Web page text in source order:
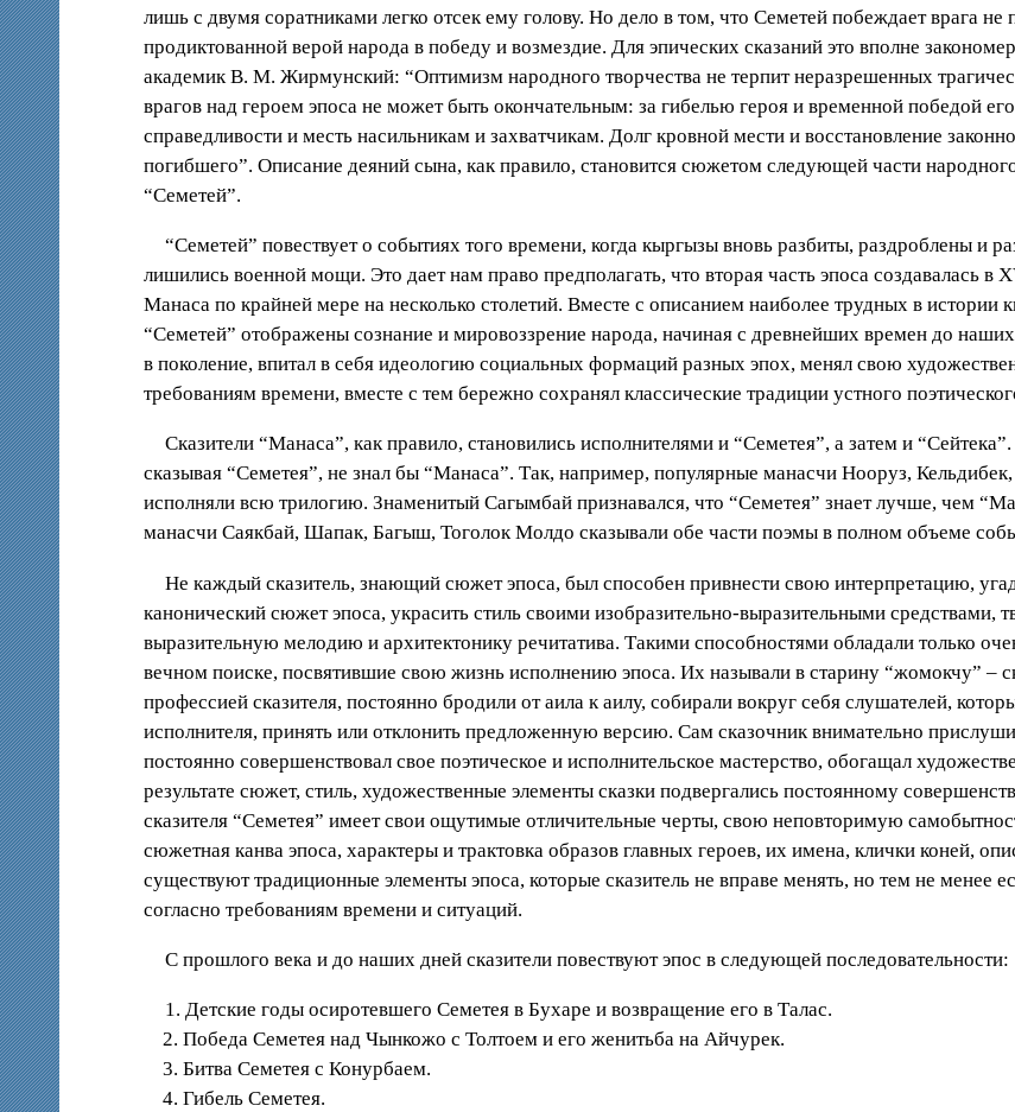
лишь с двумя соратниками легко отсек ему голову. Но дело в том, что Семетей побеждает врага не
продиктованной верой народа в победу и возмездие. Для эпических сказаний это вполне
академик В. М. Жирмунский: “Оптимизм народного творчества не терпит неразрешенных
врагов над героем эпоса не может быть окончательным: за гибелью героя и временной победой
справедливости и месть насильникам и захватчикам. Долг кровной мести и восстановление
погибшего”. Описание деяний сына, как правило, становится сюжетом следующей части
“Семетей”.
“Семетей” повествует о событиях того времени, когда кыргызы вновь разбиты, раздроблены и
лишились военной мощи. Это дает нам право предполагать, что вторая часть эпоса создавалась
Манаса по крайней мере на несколько столетий. Вместе с описанием наиболее трудных в
“Семетей” отображены сознание и мировоззрение народа, начиная с древнейших времен до
в поколение, впитал в себя идеологию социальных формаций разных эпох, менял свою
требованиям времени, вместе с тем бережно сохранял классические традиции устного
Сказители “Манаса”, как правило, становились исполнителями и “Семетея”, а затем и
сказывая “Семетея”, не знал бы “Манаса”. Так, например, популярные манасчи Нооруз,
исполняли всю трилогию. Знаменитый Сагымбай признавался, что “Семетея” знает лучше, чем
манасчи Саякбай, Шапак, Багыш, Тоголок Молдо сказывали обе части поэмы в полном объеме
Не каждый сказитель, знающий сюжет эпоса, был способен привнести свою интерпретацию,
канонический сюжет эпоса, украсить стиль своими изобразительно-выразительными средствами,
выразительную мелодию и архитектонику речитатива. Такими способностями обладали только
вечном поиске, посвятившие свою жизнь исполнению эпоса. Их называли в старину “жомокчу” –
профессией сказителя, постоянно бродили от аила к аилу, собирали вокруг себя слушателей,
исполнителя, принять или отклонить предложенную версию. Сам сказочник внимательно
постоянно совершенствовал свое поэтическое и исполнительское мастерство, обогащал
результате сюжет, стиль, художественные элементы сказки подвергались постоянному
сказителя “Семетея” имеет свои ощутимые отличительные черты, свою неповторимую
сюжетная канва эпоса, характеры и трактовка образов главных героев, их имена, клички коней,
существуют традиционные элементы эпоса, которые сказитель не вправе менять, но тем не менее
согласно требованиям времени и ситуаций.
С прошлого века и до наших дней сказители повествуют эпос в следующей последовательности:
1. Детские годы осиротевшего Семетея в Бухаре и возвращение его в Талас.
2. Победа Семетея над Чынкожо с Толтоем и его женитьба на Айчурек.
3. Битва Семетея с Конурбаем.
4. Гибель Семетея.